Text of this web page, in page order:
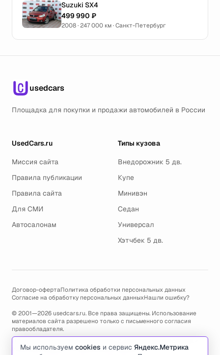
Suzuki SX4
499 990 ₽
2008 · 247 000 км · Санкт-Петербург
usedcars
Площадка для покупки и продажи автомобилей в России
UsedCars.ru
Миссия сайта
Правила публикации
Правила сайта
Для СМИ
Автосалонам
Типы кузова
Внедорожник 5 дв.
Купе
Минивэн
Седан
Универсал
Хэтчбек 5 дв.
Договор-офертаПолитика обработки персональных данных
Согласие на обработку персональных данныхНашли ошибку?
© 2001—2026 usedcars.ru. Все права защищены. Использование
материалов сайта разрешено только с письменного согласия
правообладателя.
Пользуясь сайтом, вы соглашаетесь с использованием cookies и
политикой обработки персональных данных.
Мы используем cookies и сервис Яндекс.Метрика